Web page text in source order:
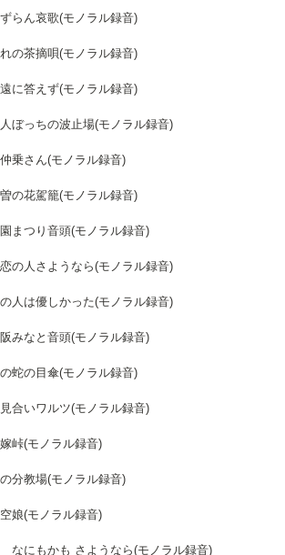
らん哀歌(モノラル録音)
の茶摘唄(モノラル録音)
に答えず(モノラル録音)
ぼっちの波止場(モノラル録音)
乗さん(モノラル録音)
の花駕籠(モノラル録音)
まつり音頭(モノラル録音)
の人さようなら(モノラル録音)
人は優しかった(モノラル録音)
みなと音頭(モノラル録音)
蛇の目傘(モノラル録音)
合いワルツ(モノラル録音)
峠(モノラル録音)
分教場(モノラル録音)
娘(モノラル録音)
なにもかも さようなら(モノラル録音)